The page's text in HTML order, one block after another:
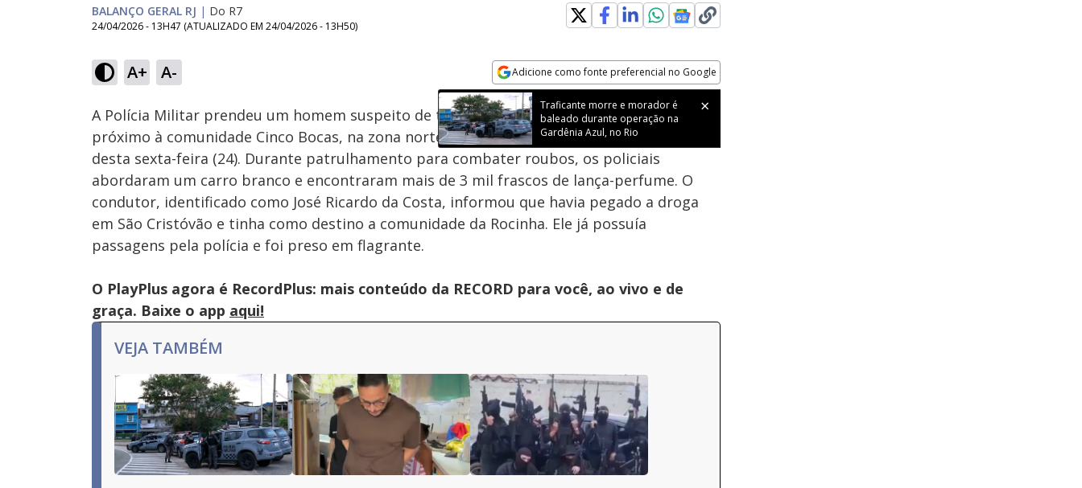
BALANÇO GERAL RJ | Do R7
24/04/2026 - 13H47 (ATUALIZADO EM 24/04/2026 - 13H50)
A+ A- Adicione como fonte preferencial no Google
Opens in new window
Traficante morre e morador é
baleado durante operação na
Gardênia Azul, no Rio
Ativar
Som
Velocidade
A Polícia Militar prendeu um homem suspeito de tráfico de drogas na avenida Brasil,
próximo à comunidade Cinco Bocas, na zona norte doRio de Janeiro, na madrugada
desta sexta-feira (24). Durante patrulhamento para combater roubos, os policiais
abordaram um carro branco e encontraram mais de 3 mil frascos de lança-perfume. O
condutor, identificado como José Ricardo da Costa, informou que havia pegado a droga
em São Cristóvão e tinha como destino a comunidade da Rocinha. Ele já possuía
passagens pela polícia e foi preso em flagrante.
O PlayPlus agora é RecordPlus: mais conteúdo da RECORD para você, ao vivo e de
graça. Baixe o app aqui!
VEJA TAMBÉM